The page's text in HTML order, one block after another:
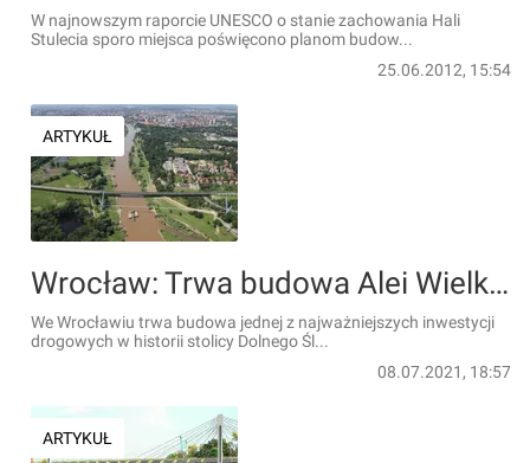
W najnowszym raporcie UNESCO o stanie zachowania Hali
Stulecia sporo miejsca poświęcono planom budow...
25.06.2012, 15:54
ARTYKUŁ
Wrocław: Trwa budowa Alei Wielkiej Wyspy i mostu Wschodniego [FILM + ZDJĘCIA]
We Wrocławiu trwa budowa jednej z najważniejszych inwestycji
drogowych w historii stolicy Dolnego Śl...
08.07.2021, 18:57
ARTYKUŁ